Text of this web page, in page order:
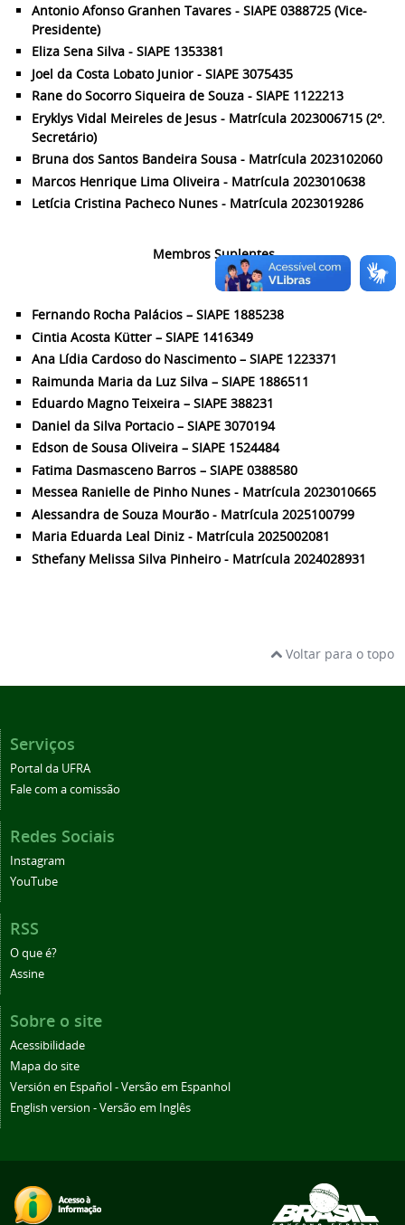
Antonio Afonso Granhen Tavares - SIAPE 0388725 (Vice-
Presidente)
Eliza Sena Silva - SIAPE 1353381
Joel da Costa Lobato Junior - SIAPE 3075435
Rane do Socorro Siqueira de Souza - SIAPE 1122213
Eryklys Vidal Meireles de Jesus - Matrícula 2023006715 (2º.
Secretário)
Bruna dos Santos Bandeira Sousa - Matrícula 2023102060
Marcos Henrique Lima Oliveira - Matrícula 2023010638
Letícia Cristina Pacheco Nunes - Matrícula 2023019286
Membros Suplentes
Fernando Rocha Palácios – SIAPE 1885238
Cintia Acosta Kütter – SIAPE 1416349
Ana Lídia Cardoso do Nascimento – SIAPE 1223371
Raimunda Maria da Luz Silva – SIAPE 1886511
Eduardo Magno Teixeira – SIAPE 388231
Daniel da Silva Portacio – SIAPE 3070194
Edson de Sousa Oliveira – SIAPE 1524484
Fatima Dasmasceno Barros – SIAPE 0388580
Messea Ranielle de Pinho Nunes - Matrícula 2023010665
Alessandra de Souza Mourão - Matrícula 2025100799
Maria Eduarda Leal Diniz - Matrícula 2025002081
Sthefany Melissa Silva Pinheiro - Matrícula 2024028931
Voltar para o topo
Serviços
Portal da UFRA
Fale com a comissão
Redes Sociais
Instagram
YouTube
RSS
O que é?
Assine
Sobre o site
Acessibilidade
Mapa do site
Versión en Español - Versão em Espanhol
English version - Versão em Inglês